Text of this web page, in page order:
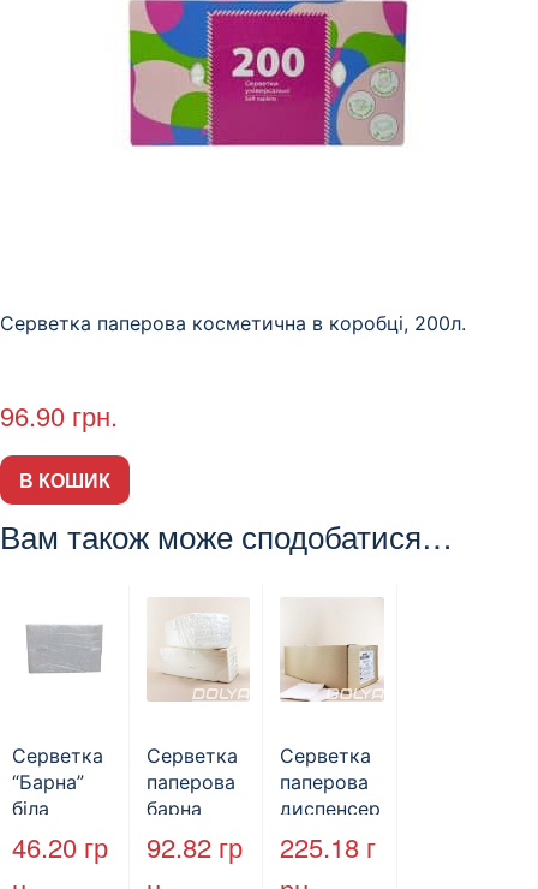
Серветка паперова косметична в коробці, 200л.
96.90 грн.
В КОШИК
Вам також може сподобатися…
Серветка
“Барна”
біла
PAPERO
500 шт (6/
46.20 гр
Серветка
паперова
барна
целюлозна
, Ruta, 200
92.82 гр
Серветка
паперова
диспенсер
на, 17х17
см, 2000л.
225.18 г